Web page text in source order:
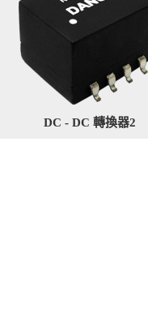
DC - DC 轉換器2